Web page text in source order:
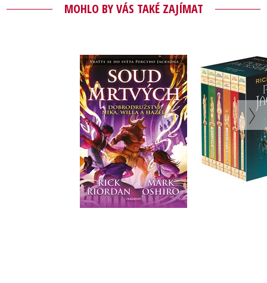
MOHLO BY VÁS TAKÉ ZAJÍMAT
Soud mrtvých
Rick Riordan
Do košíku
469 Kč
375 Kč
PERCY
Rick
Do